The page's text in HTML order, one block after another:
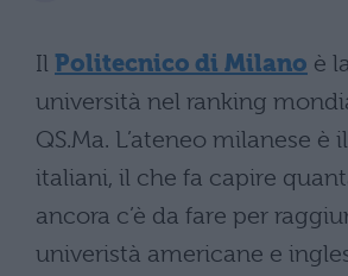
Il Politecnico di Milano è
università nel ranking
QS.Ma. L’ateneo milanese è
italiani, il che fa capire
ancora c’è da fare per
univeristà americane e